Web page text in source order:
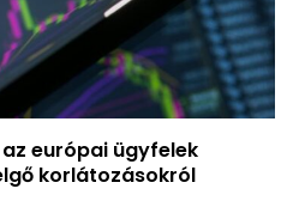
európai ügyfelek
korlátozásokról